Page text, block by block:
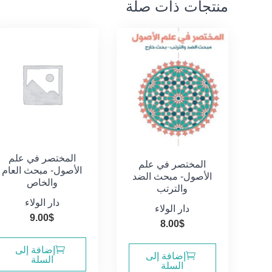
منتجات ذات صلة
المختصر في علم
الأصول- مبحث الضد
والترتب
دار الولاء
8.00$
إضافة إلى
السلة
المختصر في علم
الأصول- مبحث العام
والخاص
دار الولاء
9.00$
إضافة إلى
السلة